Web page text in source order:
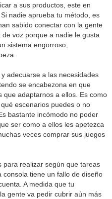
a sus productos, este en
nadie aprueba tu método, es
sabido conectar con la gente
voz porque a nadie le gusta
sistema engorroso,
adecuarse a las necesidades
se encabezona en que
que adaptarnos a ellos. Es como
escenarios puedes o no
bastante incómodo no poder
ser como a ellos les apetezca
veces comprar sus juegos
realizar según que tareas
tiene un fallo de diseño
A medida que tu
gente va pedir cubrir aún más